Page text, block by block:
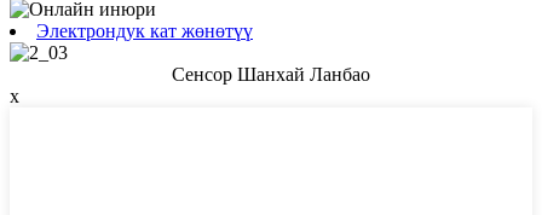
Электрондук кат жөнөтүү
Сенсор Шанхай Ланбао
x